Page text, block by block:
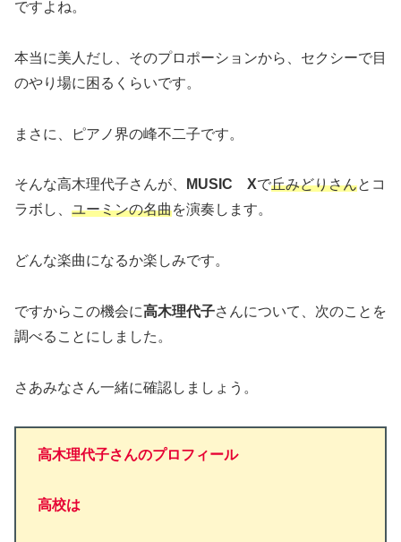
ですよね。
本当に美人だし、そのプロポーションから、セクシーで目
のやり場に困るくらいです。
まさに、ピアノ界の峰不二子です。
そんな高木理代子さんが、 MUSIC Xで丘みどりさんとコ
ラボし、 ユーミンの名曲を演奏します。
どんな楽曲になるか楽しみです。
ですからこの機会に高木理代子さんについて、次のことを
調べることにしました。
さあみなさん一緒に確認しましょう。
高木理代子さんのプロフィール
高校は